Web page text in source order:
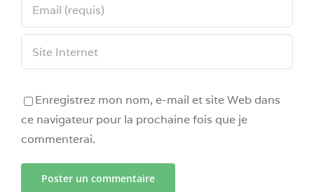
Enregistrez mon nom, e-mail et site Web dans
ce navigateur pour la prochaine fois que je
commenterai.